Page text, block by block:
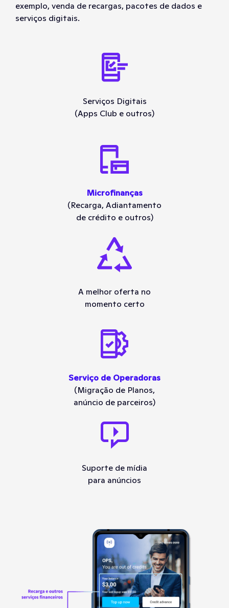
exemplo, venda de recargas, pacotes de dados e
serviços digitais.
Serviços Digitais
(Apps Club e outros)
Microfinanças
(Recarga, Adiantamento
de crédito e outros)
A melhor oferta no
momento certo
Serviço de Operadoras
(Migração de Planos,
anúncio de parceiros)
Suporte de mídia
para anúncios